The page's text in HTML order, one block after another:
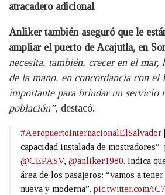
atracadero adicional
Anliker también aseguró que le
ampliar el puerto de Acajutla, en
necesita, también, crecer en el mar,
de la mano, en concordancia con el
importante para brindar un servicio
población”, destacó.
#AeropuertoInternacionalElSalvador
capacidad instalada de
@CEPASV, @anliker1980. Indica
área de los pasajeros: “vamos a
nueva y moderna”. pic.twitter.com/